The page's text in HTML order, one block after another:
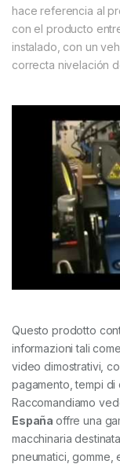
hace referencia al
con el producto
instalado, con un
correcta nivelación
Questo prodotto
informazioni tali
video dimostrativi,
pagamento, tempi
Raccomandiamo
Españaoffre una
macchinaria
pneumatici, gomme,